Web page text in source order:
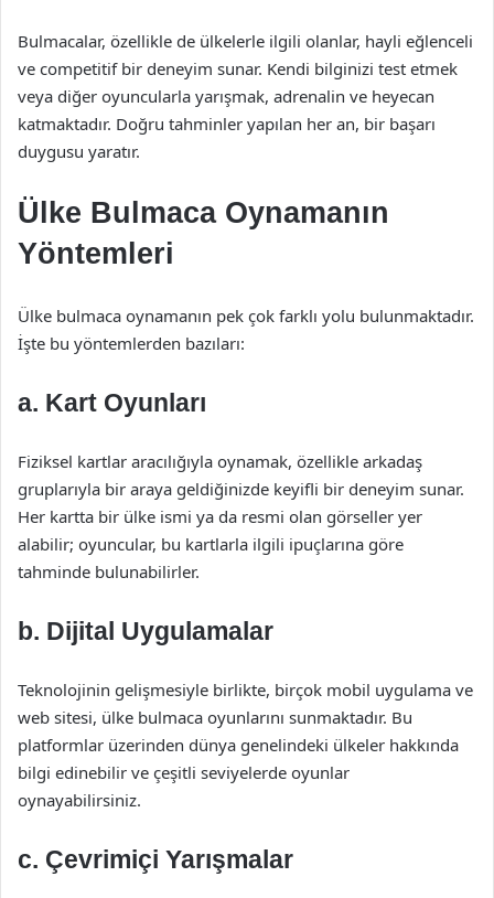
Bulmacalar, özellikle de ülkelerle ilgili olanlar, hayli eğlenceli
ve competitif bir deneyim sunar. Kendi bilginizi test etmek
veya diğer oyuncularla yarışmak, adrenalin ve heyecan
katmaktadır. Doğru tahminler yapılan her an, bir başarı
duygusu yaratır.
Ülke Bulmaca Oynamanın
Yöntemleri
Ülke bulmaca oynamanın pek çok farklı yolu bulunmaktadır.
İşte bu yöntemlerden bazıları:
a. Kart Oyunları
Fiziksel kartlar aracılığıyla oynamak, özellikle arkadaş
gruplarıyla bir araya geldiğinizde keyifli bir deneyim sunar.
Her kartta bir ülke ismi ya da resmi olan görseller yer
alabilir; oyuncular, bu kartlarla ilgili ipuçlarına göre
tahminde bulunabilirler.
b. Dijital Uygulamalar
Teknolojinin gelişmesiyle birlikte, birçok mobil uygulama ve
web sitesi, ülke bulmaca oyunlarını sunmaktadır. Bu
platformlar üzerinden dünya genelindeki ülkeler hakkında
bilgi edinebilir ve çeşitli seviyelerde oyunlar
oynayabilirsiniz.
c. Çevrimiçi Yarışmalar